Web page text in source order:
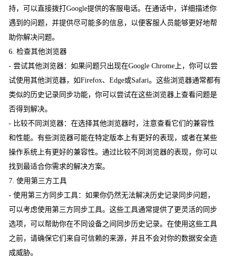
持，可以直接拨打Google提供的客服电话。在通话中，详细描述你
遇到的问题，并提供尽可能多的信息，以便客服人员能够更好地帮
助你解决问题。
6. 检查其他浏览器
- 尝试其他浏览器：如果问题只出现在Google Chrome上，你可以尝
试使用其他浏览器，如Firefox、Edge或Safari。这些浏览器通常都有
类似的历史记录同步功能，你可以尝试在这些浏览器上查看问题是
否得到解决。
- 比较不同浏览器：在选择其他浏览器时，注意查看它们的兼容性
和性能。有些浏览器可能在特定版本上有更好的表现，或者在某些
操作系统上有更好的兼容性。通过比较不同浏览器的表现，你可以
找到最适合你需求的解决方案。
7. 使用第三方工具
- 使用第三方同步工具：如果你仍然无法解决历史记录同步问题，
可以考虑使用第三方同步工具。这些工具通常提供了更灵活的同步
选项，可以帮助你在不同设备之间同步历史记录。在使用这些工具
之前，请确保它们来自可信赖的来源，并且不会对你的数据安全造
成威胁。